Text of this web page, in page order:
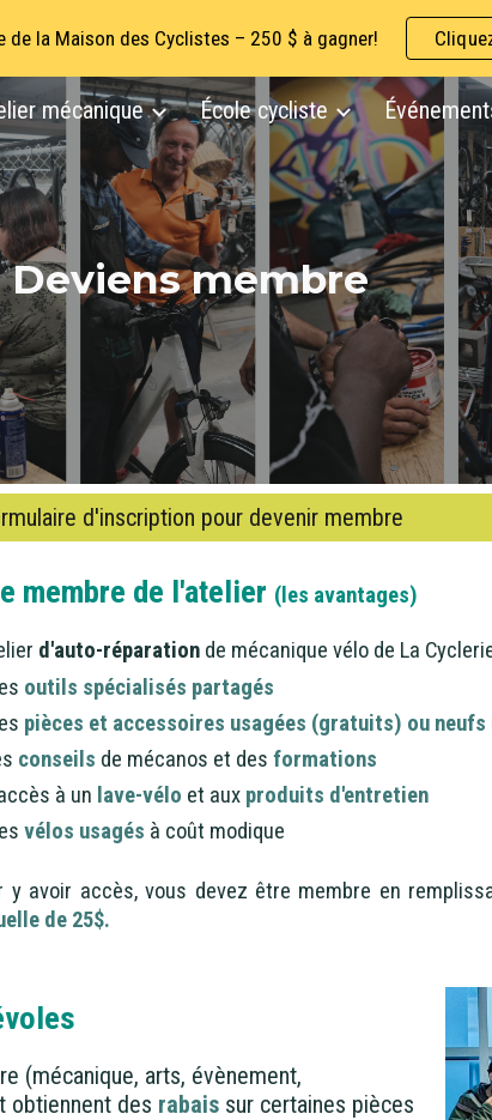
content Skip to navigation
de la Maison des Cyclistes – 250 $ à gagner!
mécanique École cycliste
Deviens membre
d'inscription pour devenir membre
membre de l'atelier (les avantages)
d'auto-réparation de mécanique vélo de La
outils spécialisés partagés
pièces et accessoires usagées (gratuits) ou neufs
conseils de mécanos et desformations
à un lave-vélo et aux produits d'entretien
vélos usagés à coût modique
y avoir accès, vous devez être membre en
de 25$.
(mécanique, arts, évènement,
obtiennent des rabaissur certaines pièces